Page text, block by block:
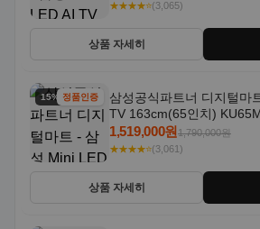
★★★★⭐(3,065)
상품 자세히
15% 할인정품인증
삼성공식파트너 디지털마
TV 163cm(65인치)
1,519,000원1,790,000원
★★★★⭐(3,061)
상품 자세히